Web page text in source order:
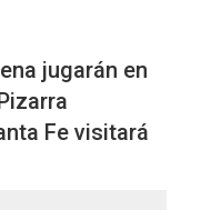
jugarán en
Fe visitará